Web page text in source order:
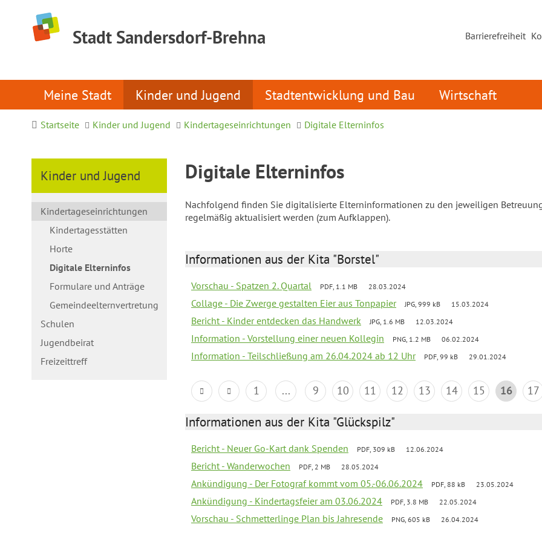
Stadt Sandersdorf-Brehna Barrierefreiheit
Meine Stadt Kinder und Jugend Stadtentwicklung und Bau Wirtschaft
Startseite Kinder und Jugend Kindertageseinrichtungen Digitale Elterninfos
Kinder und Jugend
Kindertageseinrichtungen
Kindertagesstätten
Horte
Digitale Elterninfos
Formulare und Anträge
Gemeindeelternvertretung
Schulen
Jugendbeirat
Freizeittreff
Digitale Elterninfos
Nachfolgend finden Sie digitalisierte Elterninformationen zu den jeweiligen
regelmäßig aktualisiert werden (zum Aufklappen).
Informationen aus der Kita "Borstel"
Vorschau - Spatzen 2. Quartal PDF, 1.1 MB 28.03.2024
Collage - Die Zwerge gestalten Eier aus Tonpapier JPG, 999 kB 15.03.2024
Bericht - Kinder entdecken das Handwerk JPG, 1.6 MB 12.03.2024
Information - Vorstellung einer neuen Kollegin PNG, 1.2 MB 06.02.2024
Information - Teilschließung am 26.04.2024 ab 12 Uhr PDF, 99 kB 29.01.2024
1 ... 9 10 11 12 13 14 15 16 17
Informationen aus der Kita "Glückspilz"
Bericht - Neuer Go-Kart dank Spenden PDF, 309 kB 12.06.2024
Bericht - Wanderwochen PDF, 2 MB 28.05.2024
Ankündigung - Der Fotograf kommt vom 05.-06.06.2024 PDF, 88 kB 23.05.2024
Ankündigung - Kindertagsfeier am 03.06.2024 PDF, 3.8 MB 22.05.2024
Vorschau - Schmetterlinge Plan bis Jahresende PNG, 605 kB 26.04.2024